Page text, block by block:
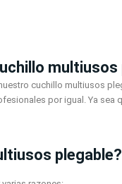
cuchillo multiusos
por igual. Ya
plegable?